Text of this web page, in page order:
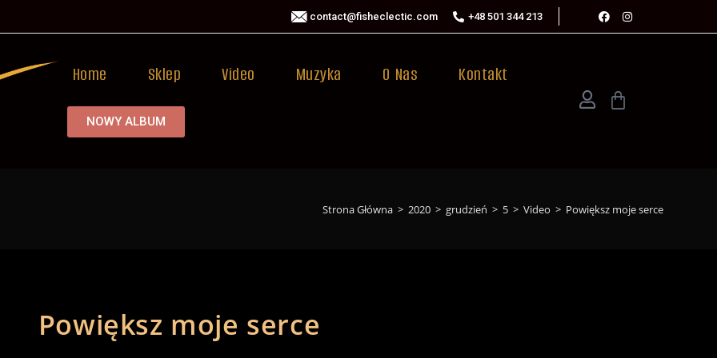
contact@fisheclectic.com +48 501 344 213
Home Sklep Video Muzyka O Nas Kontakt
NOWY ALBUM
Strona Główna > 2020 > grudzień > 5 > Video > Powiększ moje serce
Powiększ moje serce